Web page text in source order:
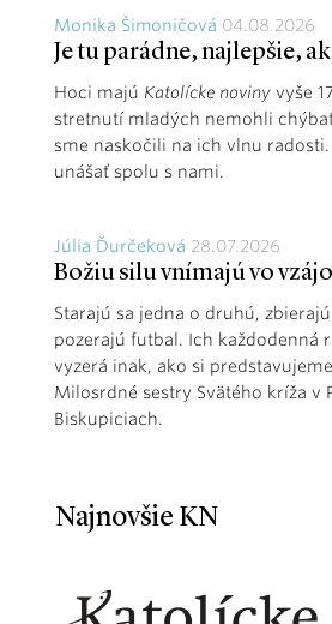
Monika Šimoničová 04.08.2026
Je tu parádne, najlepšie,
Hoci majú Katolícke noviny vyše
stretnutí mladých nemohli
sme naskočili na ich vlnu radosti.
unášať spolu s nami.
Júlia Ďurčeková 28.07.2026
Božiu silu vnímajú vo
Starajú sa jedna o druhú,
pozerajú futbal. Ich každodenná
vyzerá inak, ako si
Milosrdné sestry Svätého kríža v
Biskupiciach.
Najnovšie KN